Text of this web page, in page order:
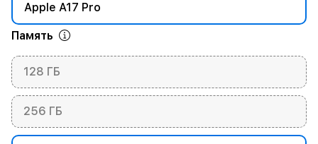
Apple A17 Pro
Память
128 ГБ
256 ГБ